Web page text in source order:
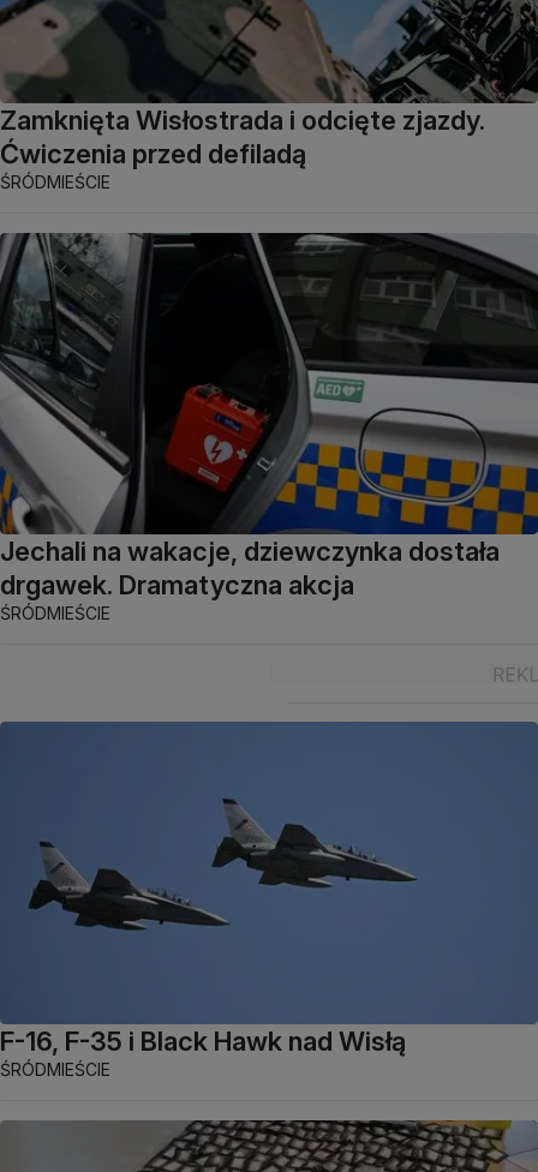
Zamknięta Wisłostrada i odcięte zjazdy.
Ćwiczenia przed defiladą
ŚRÓDMIEŚCIE
Jechali na wakacje, dziewczynka dostała
drgawek. Dramatyczna akcja
ŚRÓDMIEŚCIE
F-16, F-35 i Black Hawk nad Wisłą
ŚRÓDMIEŚCIE